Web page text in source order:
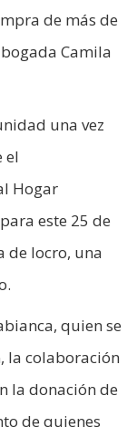
de más de
Camila
una vez
el
Hogar
este 25 de
de locro, una
quien se
la colaboración
la donación de
de quienes